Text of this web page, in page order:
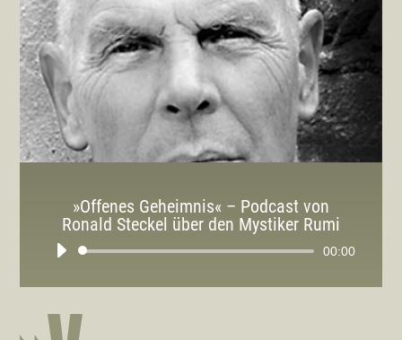
»Offenes Geheimnis« – Podcast von
Ronald Steckel über den Mystiker Rumi
Audio-
00:00